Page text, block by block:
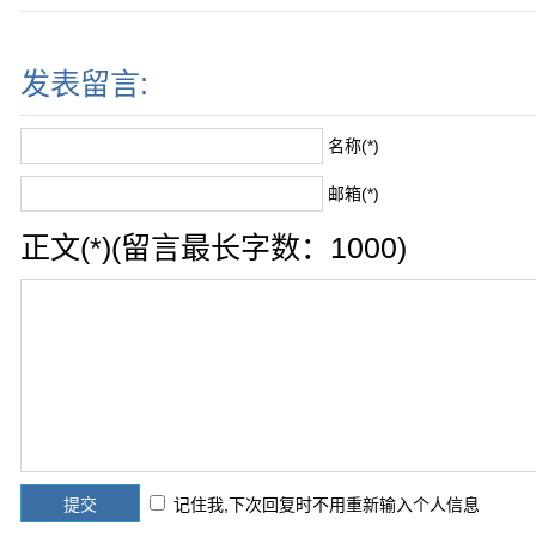
发表留言:
名称(*)
邮箱(*)
正文(*)(留言最长字数：1000)
记住我,下次回复时不用重新输入个人信息